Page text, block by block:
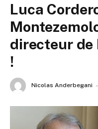
Luca
directeur de
!
Nicolas Anderbegani